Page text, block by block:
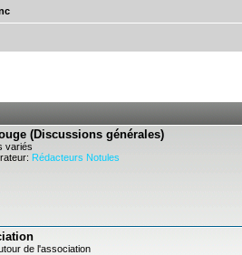
(Discussions générales)
variés
Rédacteurs Notules
de l'association